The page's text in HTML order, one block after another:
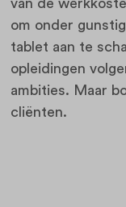
van de
om onder
tablet aan te
opleidingen
ambities. Maar
cliënten.